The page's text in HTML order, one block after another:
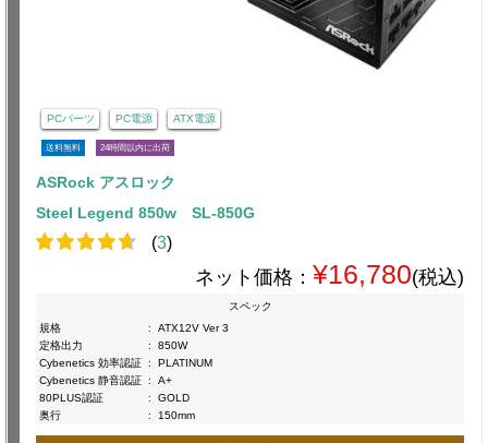
PCパーツ PC電源 ATX電源
送料無料 24時間以内に出荷
ASRock アスロック
Steel Legend 850w SL-850G
(3)
ネット価格： ¥16,780(税込)
スペック
規格
:
ATX12V Ver 3
定格出力
:
850W
Cybenetics 効率認証 :
PLATINUM
Cybenetics 静音認証 :
A+
80PLUS認証
:
GOLD
奥行
: 150mm